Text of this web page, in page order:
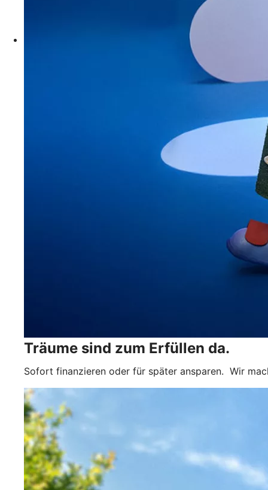
Träume sind zum Erfüllen da.
Sofort finanzieren oder für später ansparen. Wir